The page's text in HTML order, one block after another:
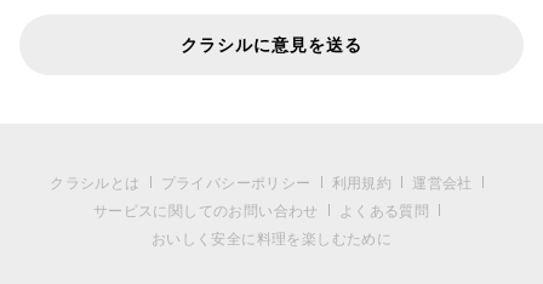
クラシルに意見を送る
クラシルとは プライバシーポリシー 利用規約
運営会社
サービスに関してのお問い合わせ
よくある質問
おいしく安全に料理を楽しむために